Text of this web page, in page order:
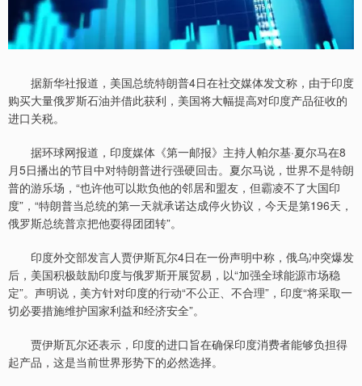
据新华社报道，美国总统特朗普4日在社交媒体发文称，由于印度
购买大量俄罗斯石油并借此获利，美国将大幅提高对印度产品征收的
进口关税。
据环球网报道，印度媒体《第一邮报》主持人帕尔基·夏尔马在8
月5日播出的节目中对特朗普进行强硬回击。夏尔马说，世界不是特朗
普的游乐场，“也许他可以欺负他的邻居和盟友，但霸凌不了大国印
度”，“特朗普当总统的第一天就承诺达成停火协议，今天是第196天，
俄罗斯总统普京把他耍得团团转”。
印度外交部发言人贾伊斯瓦尔4日在一份声明中称，俄乌冲突爆发
后，美国积极鼓励印度与俄罗斯开展贸易，以“加强全球能源市场稳
定”。声明说，美方针对印度的行动“不公正、不合理”，印度“将采取一
切必要措施维护国家利益和经济安全”。
贾伊斯瓦尔还表示，印度的进口旨在确保印度消费者能够负担得
起产品，这是当前世界形势下的必然选择。